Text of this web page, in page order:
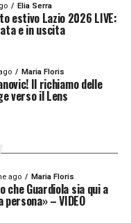
Elia Serra
estivo Lazio 2026 LIVE:
e in uscita
Maria Floris
Il richiamo delle
verso il Lens
ago Maria Floris
Guardiola sia qui a
– VIDEO